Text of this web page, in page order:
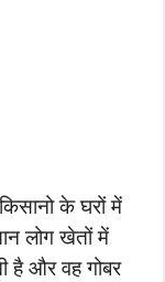
के घरों में
लोग खेतों में
है और वह गोबर